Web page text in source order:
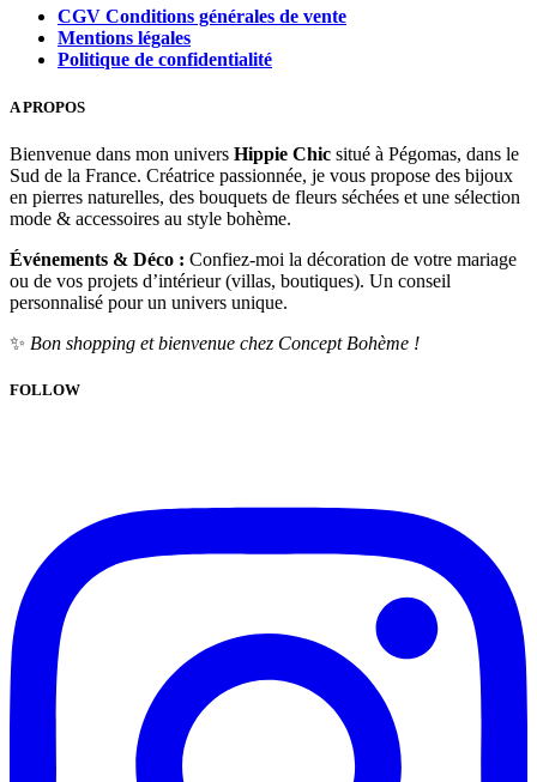
CGV Conditions générales de vente
Mentions légales
Politique de confidentialité
A PROPOS
Bienvenue dans mon univers Hippie Chic situé à Pégomas, dans le
Sud de la France. Créatrice passionnée, je vous propose des bijoux
en pierres naturelles, des bouquets de fleurs séchées et une sélection
mode & accessoires au style bohème.
Événements & Déco : Confiez-moi la décoration de votre mariage
ou de vos projets d’intérieur (villas, boutiques). Un conseil
personnalisé pour un univers unique.
✨ Bon shopping et bienvenue chez Concept Bohème !
FOLLOW